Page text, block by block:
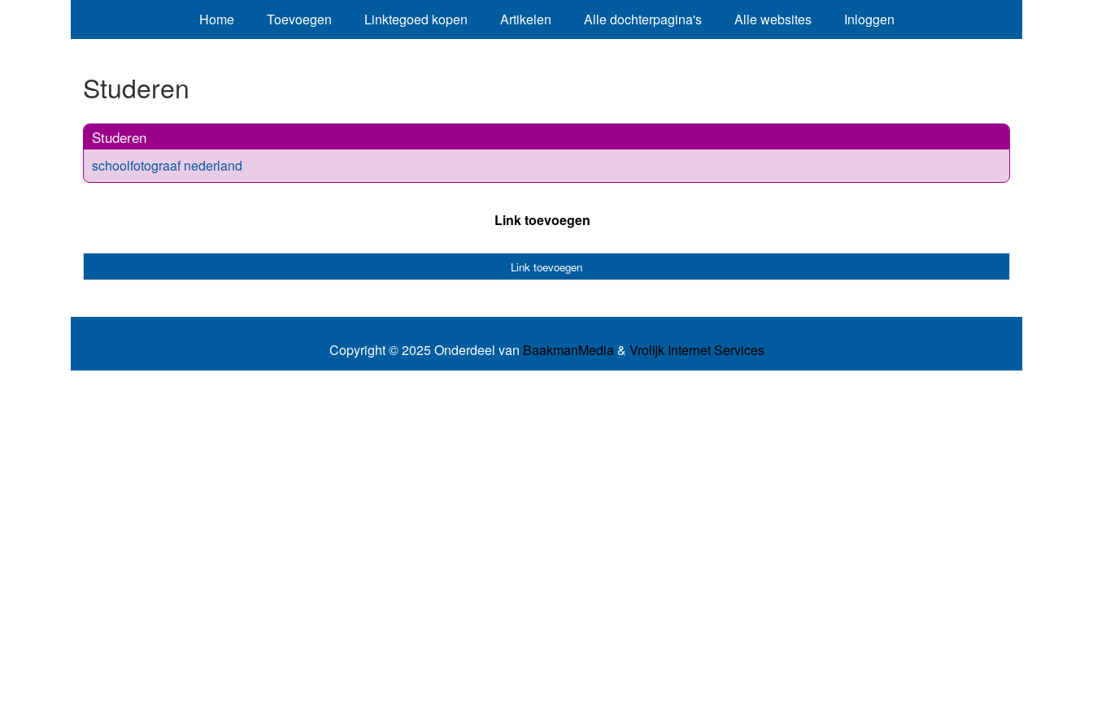
Home Toevoegen Linktegoed kopen Artikelen Alle dochterpagina's Alle websites Inloggen
Studeren
Studeren
schoolfotograaf nederland
Link toevoegen
Link toevoegen
Copyright © 2025 Onderdeel van BaakmanMedia& Vrolijk Internet Services